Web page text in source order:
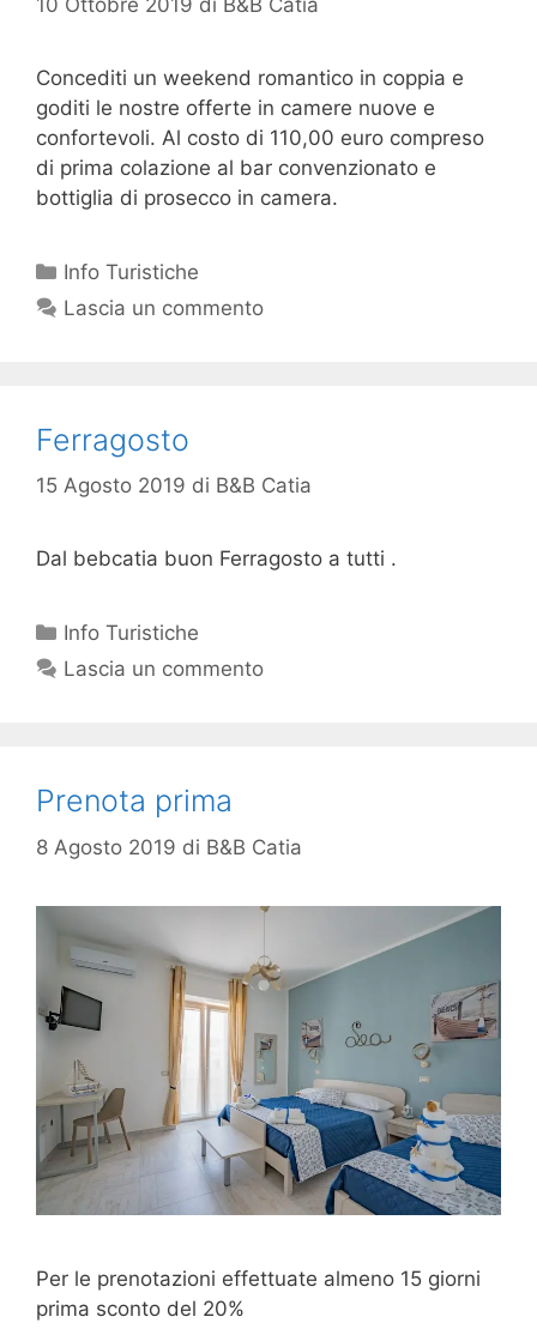
Concediti un weekend romantico in coppia e
goditi le nostre offerte in camere nuove e
confortevoli. Al costo di 110,00 euro compreso
di prima colazione al bar convenzionato e
bottiglia di prosecco in camera.
Info Turistiche
Lascia un commento
Ferragosto
15 Agosto 2019 di B&B Catia
Dal bebcatia buon Ferragosto a tutti .
Info Turistiche
Lascia un commento
Prenota prima
8 Agosto 2019 di B&B Catia
Per le prenotazioni effettuate almeno 15 giorni
prima sconto del 20%